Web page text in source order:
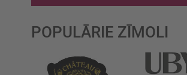
POPULĀRIE ZĪMOLI